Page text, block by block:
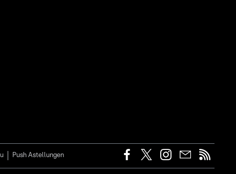
Push Astellungen